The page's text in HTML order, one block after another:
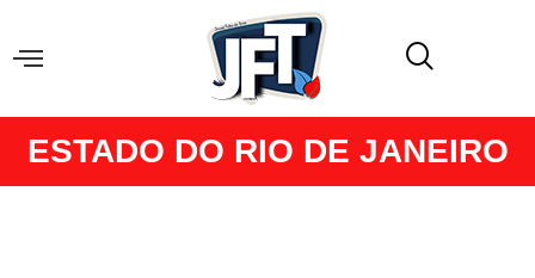
ESTADO DO RIO DE JANEIRO